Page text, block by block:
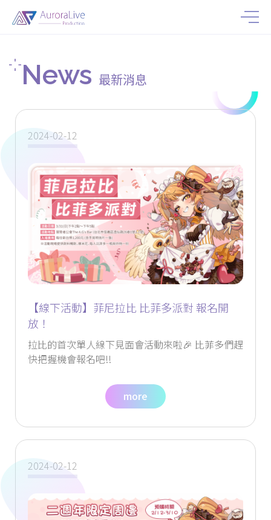
News 最新消息
2024-02-12
【線下活動】菲尼拉比 比菲多派對 報名開
放！
拉比的首次單人線下見面會活動來啦🎉 比菲多們趕
快把握機會報名吧!!
more
2024-02-12